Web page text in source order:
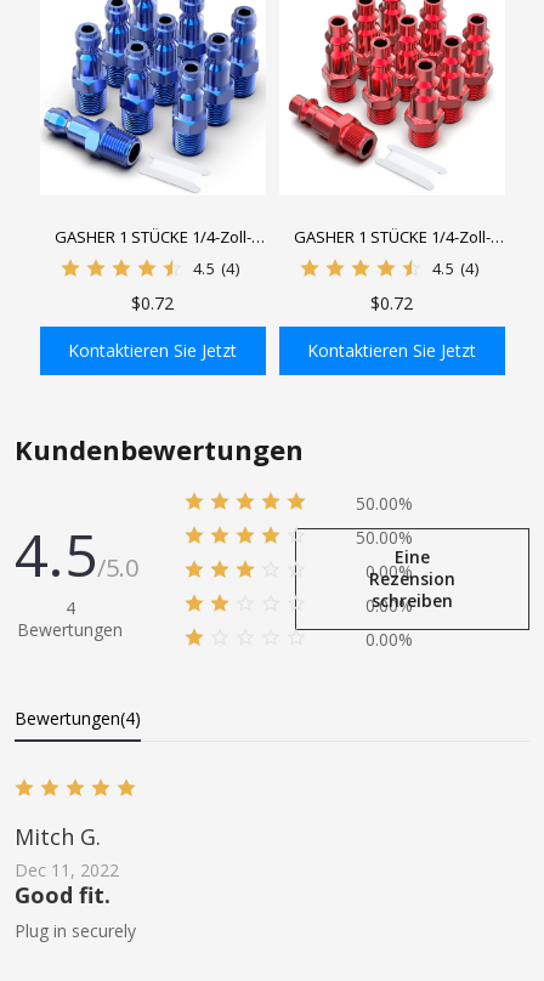
In den Einkaufswagen
GASHER 1 STÜCKE 1/4-Zoll-
NPT-Stecker, blauer
Industrieluftstecker,
pneumatische Stecker 300 PSI
4.5 (4)
$0.72
Kontaktieren Sie Jetzt
In den Einkaufswagen
GASHER 1 STÜCKE 1/4-Zoll-
NPT-Stecker, roter Aluminium-
Pneumatikstecker 300 PSI
4.5 (4)
$0.72
Kontaktieren Sie Jetzt
Kundenbewertungen
4.5/5.0
4
Bewertungen
50.00%
50.00%
0.00%
0.00%
0.00%
Eine
Rezension
schreiben
Bewertungen(4)
Mitch G.
Dec 11, 2022
Good fit.
Plug in securely